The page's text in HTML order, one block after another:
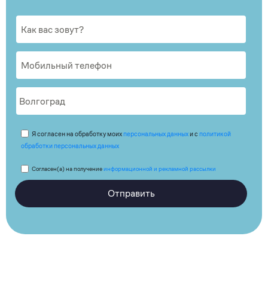
Я согласен на обработку моих персональных данныхи с политикой
обработки персональных данных
Согласен(а) на получениеинформационной и рекламной рассылки
Отправить